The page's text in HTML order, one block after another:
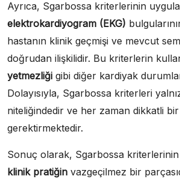
Ayrıca, Sgarbossa kriterlerinin
elektrokardiyogram (EKG)
hastanın klinik geçmişi ve mevcut
doğrudan ilişkilidir. Bu kriterlerin
yetmezliği gibi diğer kardiyak
Dolayısıyla, Sgarbossa kriterleri
niteliğindedir ve her zaman dikkatli
gerektirmektedir.
Sonuç olarak, Sgarbossa
klinik pratiğin vazgeçilmez bir